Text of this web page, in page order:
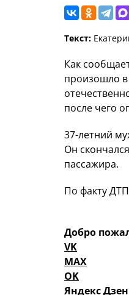
Текст:
Как
произошло в
после чего
37-летний
Он
пассажира.
По факту
Добро
VK
MAX
OK
Яндекс Дзен